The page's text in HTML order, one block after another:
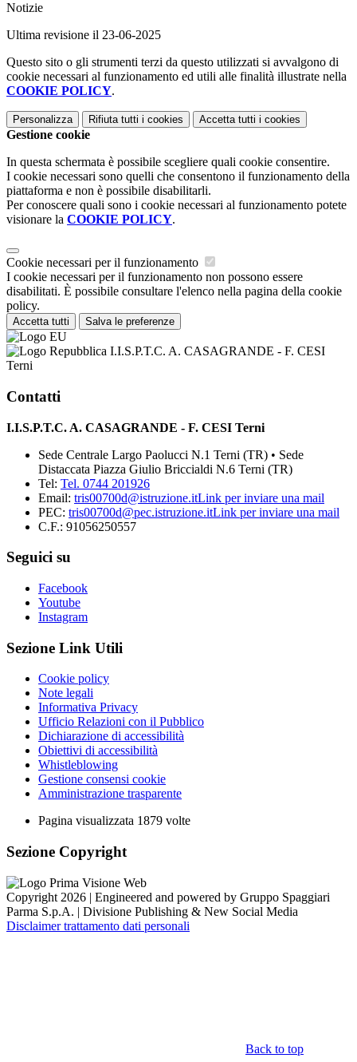
Notizie
Ultima revisione il 23-06-2025
Questo sito o gli strumenti terzi da questo utilizzati si avvalgono di
cookie necessari al funzionamento ed utili alle finalità illustrate nella
COOKIE POLICY.
Personalizza Rifiuta tutti i cookies Accetta tutti i cookies
Gestione cookie
In questa schermata è possibile scegliere quali cookie consentire.
I cookie necessari sono quelli che consentono il funzionamento della
piattaforma e non è possibile disabilitarli.
Per conoscere quali sono i cookie necessari al funzionamento potete
visionare la COOKIE POLICY.
Cookie necessari per il funzionamento
I cookie necessari per il funzionamento non possono essere
disabilitati. È possibile consultare l'elenco nella pagina della cookie
policy.
Accetta tutti Salva le preferenze
I.I.S.P.T.C. A. CASAGRANDE - F. CESI
Terni
Contatti
I.I.S.P.T.C. A. CASAGRANDE - F. CESI Terni
Sede Centrale Largo Paolucci N.1 Terni (TR) • Sede
Distaccata Piazza Giulio Briccialdi N.6 Terni (TR)
Tel: Tel. 0744 201926
Email: tris00700d@istruzione.itLink per inviare una mail
PEC: tris00700d@pec.istruzione.itLink per inviare una mail
C.F.: 91056250557
Seguici su
Facebook
Youtube
Instagram
Sezione Link Utili
Cookie policy
Note legali
Informativa Privacy
Ufficio Relazioni con il Pubblico
Dichiarazione di accessibilità
Obiettivi di accessibilità
Whistleblowing
Gestione consensi cookie
Amministrazione trasparente
Pagina visualizzata 1879 volte
Sezione Copyright
Copyright 2026 | Engineered and powered by Gruppo Spaggiari
Parma S.p.A. | Divisione Publishing & New Social Media
Disclaimer trattamento dati personali
Back to top